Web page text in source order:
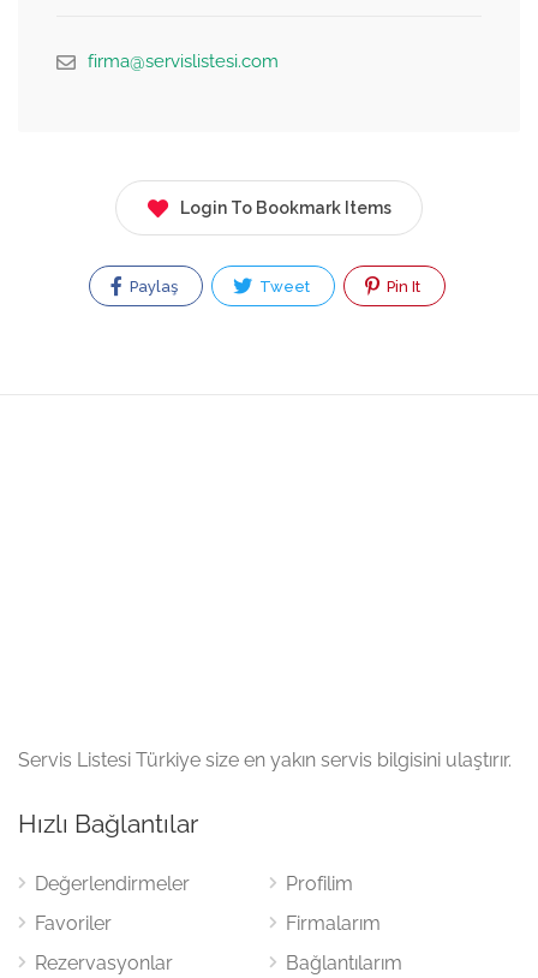
firma@servislistesi.com
Login To Bookmark Items
Paylaş Tweet Pin It
Servis Listesi Türkiye size en yakın servis bilgisini ulaştırır.
Hızlı Bağlantılar
Değerlendirmeler
Favoriler
Rezervasyonlar
Profilim
Firmalarım
Bağlantılarım